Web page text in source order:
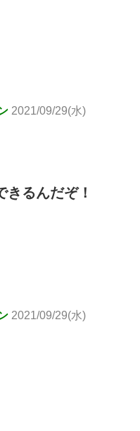
2021/09/29(水)
るんだぞ！
2021/09/29(水)